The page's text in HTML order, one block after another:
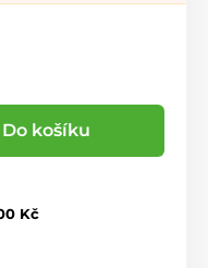
Do košíku
Kč